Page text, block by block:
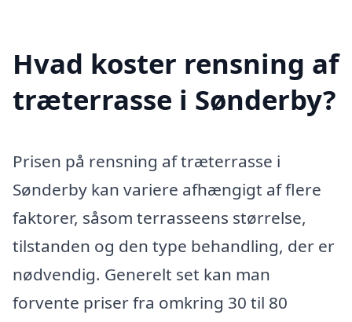
Hvad koster rensning af
træterrasse i Sønderby?
Prisen på rensning af træterrasse i
Sønderby kan variere afhængigt af flere
faktorer, såsom terrasseens størrelse,
tilstanden og den type behandling, der er
nødvendig. Generelt set kan man
forvente priser fra omkring 30 til 80